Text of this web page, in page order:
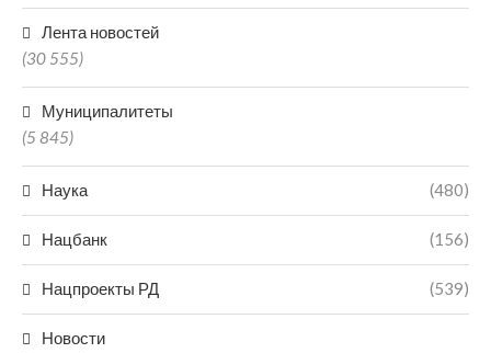
Лента новостей
(30 555)
Муниципалитеты
(5 845)
Наука (480)
Нацбанк (156)
Нацпроекты РД (539)
Новости